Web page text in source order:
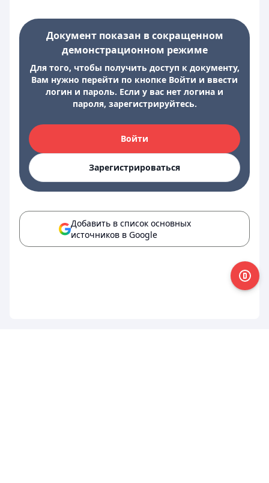
Документ показан в сокращенном
демонстрационном режиме
Для того, чтобы получить доступ к документу,
Вам нужно перейти по кнопке Войти и ввести
логин и пароль. Если у вас нет логина и
пароля, зарегистрируйтесь.
Войти
Зарегистрироваться
Добавить в список основных
источников в Google